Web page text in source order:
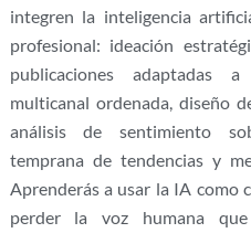
integren la inteligencia
profesional: ideación
publicaciones adaptadas
multicanal ordenada, diseño
análisis de sentimiento
temprana de tendencias y
Aprenderás a usar la IA como
perder la voz humana